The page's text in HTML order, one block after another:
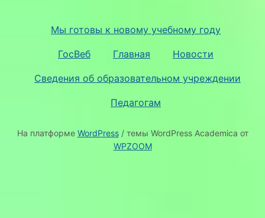
Мы готовы к новому учебному году
ГосВеб Главная Новости
Сведения об образовательном учреждении
Педагогам
На платформе WordPress/ темы WordPress Academica от
WPZOOM